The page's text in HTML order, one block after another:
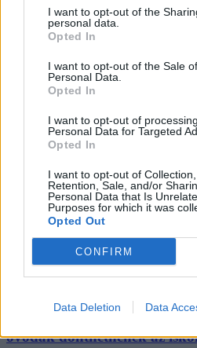
I want to opt-out of the
personal data.
Opted In
I want to opt-out of the Sale
Personal Data.
Opted In
I want to opt-out of
Personal Data for Targeted
Opted In
I want to opt-out of Collection,
Retention, Sale, and/or
Personal Data that Is
Purposes for which it was
Opted Out
CONFIRM
Data Deletion Data
érdemi társadalmi egyeztetés
„kényszerét”. Ennek, az amúgy
igyekszem az alábbiakban
Közoktatás
Vendégszerző
Dolgoznának az egyetem
vállalhatnak diákmunkát –
„Szinte bárhol voltam állásinterjún,
tagozatos hallgató vagyok, egyből
számolt be tapasztalatairól az
azonban korántsem egyedi: több
hasonló nehézségekről.
Campus life
óvodák dönthetnének az